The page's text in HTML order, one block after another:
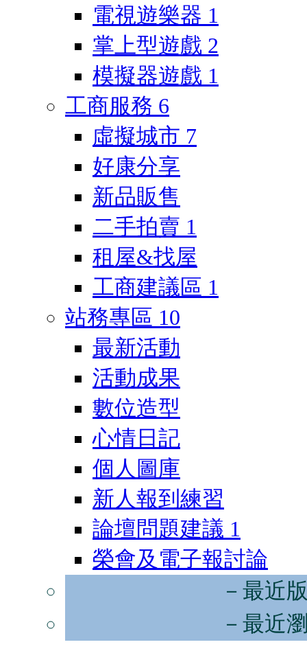
電視遊樂器 1
掌上型遊戲 2
模擬器遊戲 1
工商服務 6
虛擬城市 7
好康分享
新品販售
二手拍賣 1
租屋&找屋
工商建議區 1
站務專區 10
最新活動
活動成果
數位造型
心情日記
個人圖庫
新人報到練習
論壇問題建議 1
榮會及電子報討論
－最近
－最近